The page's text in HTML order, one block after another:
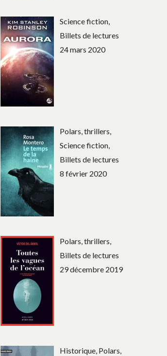
Science fiction,
Billets de lectures
24 mars 2020
Polars, thrillers,
Science fiction,
Billets de lectures
8 février 2020
Polars, thrillers,
Billets de lectures
29 décembre 2019
Historique, Polars,